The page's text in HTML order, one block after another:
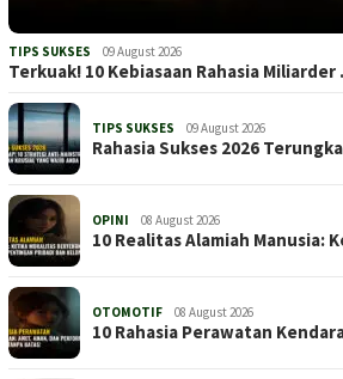
TIPS SUKSES 09 August 2026
Terkuak! 10 Kebiasaan Rahasia
TIPS SUKSES 09 August 2026
Rahasia Sukses 2026
OPINI 08 August 2026
10 Realitas Alamiah Manusia:
OTOMOTIF 08 August 2026
10 Rahasia Perawatan